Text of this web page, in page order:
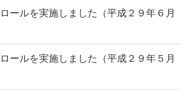
ールを実施しました（平成２９年６月
ールを実施しました（平成２９年５月